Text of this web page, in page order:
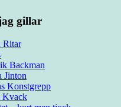
gillar
Ritar
Backman
Jinton
Konstgrepp
Kvack